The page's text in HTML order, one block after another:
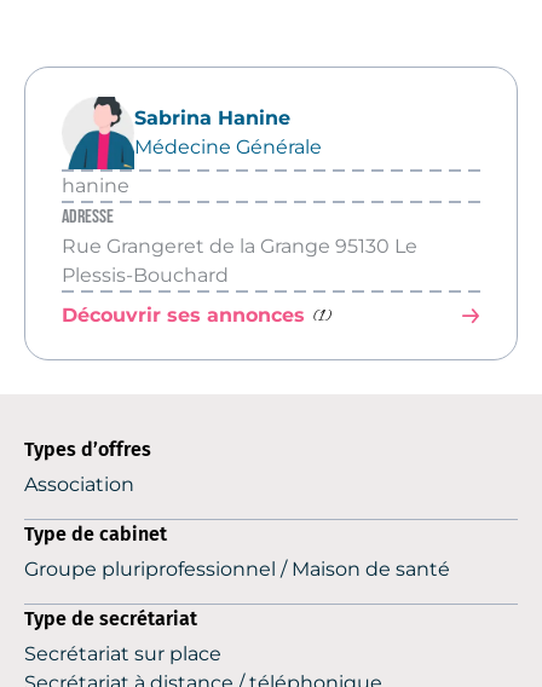
Sabrina Hanine
Médecine Générale
hanine
Adresse
Rue Grangeret de la Grange 95130 Le
Plessis-Bouchard
Découvrir ses annonces (1)
Types d’offres
Association
Type de cabinet
Groupe pluriprofessionnel / Maison de santé
Type de secrétariat
Secrétariat sur place